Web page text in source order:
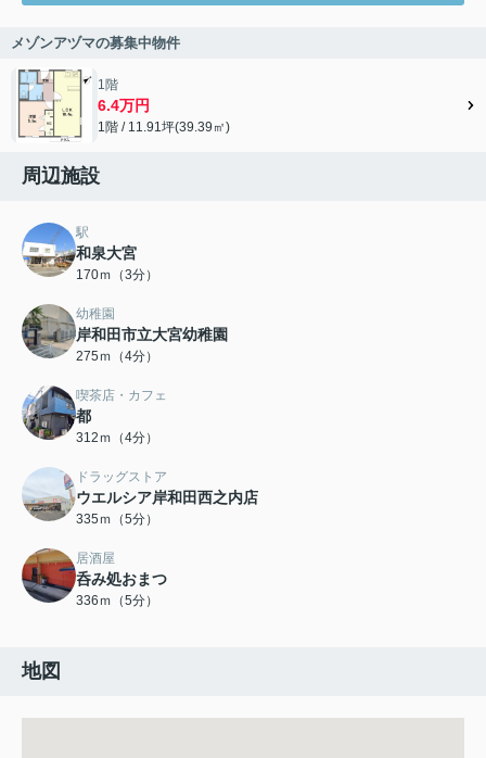
メゾンアヅマの募集中物件
1階
6.4万円
1階 / 11.91坪(39.39㎡)
周辺施設
駅
和泉大宮
170ｍ（3分）
幼稚園
岸和田市立大宮幼稚園
275ｍ（4分）
喫茶店・カフェ
都
312ｍ（4分）
ドラッグストア
ウエルシア岸和田西之内店
335ｍ（5分）
居酒屋
呑み処おまつ
336ｍ（5分）
地図